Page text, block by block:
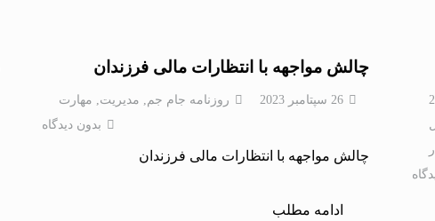
چالش مواجهه با انتظارات مالی فرزندان
26 سپتامبر 2023 روزنامه جام جم مدیریت
مهارت
بدون دیدگاه
چالش مواجهه با انتظارات مالی فرزندان
ادامه مطلب